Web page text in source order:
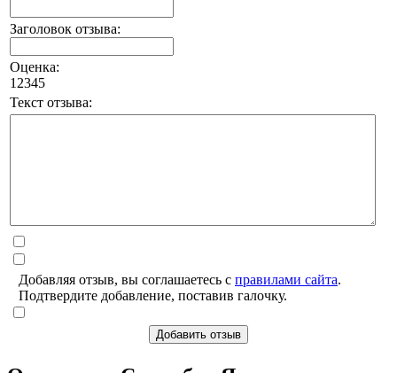
Заголовок отзыва:
Оценка:
1 2345
Текст отзыва:
Добавляя отзыв, вы соглашаетесь с правилами сайта.
Подтвердите добавление, поставив галочку.
Добавить отзыв